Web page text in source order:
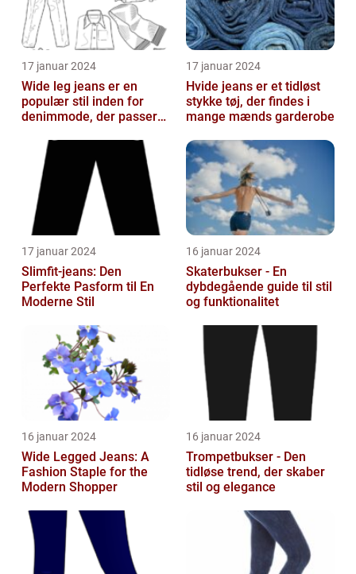
17 januar 2024
Wide leg jeans er en
populær stil inden for
denimmode, der passer
som ønsk...
17 januar 2024
Hvide jeans er et tidløst
stykke tøj, der findes i
mange mænds garderobe
17 januar 2024
Slimfit-jeans: Den
Perfekte Pasform til En
Moderne Stil
16 januar 2024
Skaterbukser - En
dybdegående guide til stil
og funktionalitet
16 januar 2024
Wide Legged Jeans: A
Fashion Staple for the
Modern Shopper
16 januar 2024
Trompetbukser - Den
tidløse trend, der skaber
stil og elegance